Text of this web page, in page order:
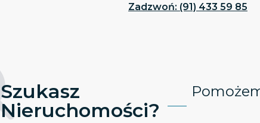
Zadzwoń: (91) 433 59 85
Szukasz
Nieruchomości?